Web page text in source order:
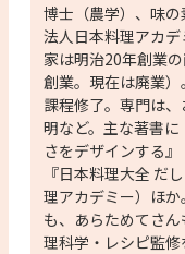
博士（農学）、味
法人日本料理アカ
家は明治20年創業
創業。現在は廃業
課程修了。専門は
明など。主な著書
さをデザインする』
『日本料理大全 だ
理アカデミー）ほ
も、あらためてさ
理科学・レシピ監修